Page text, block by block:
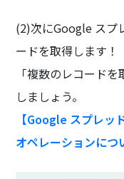
(2)次にGoogle スプ
ードを取得します！
「複数のレコード
しましょう。
【Google スプレッ
オペレーションにつ